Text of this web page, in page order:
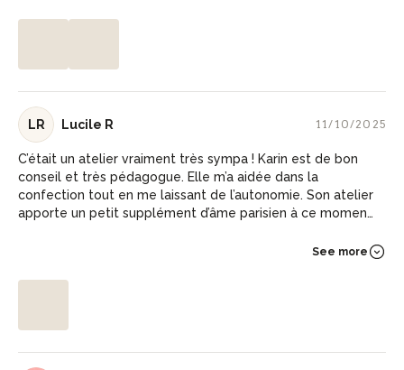
LR Lucile R 11/10/2025
C’était un atelier vraiment très sympa ! Karin est de bon
conseil et très pédagogue. Elle m’a aidée dans la
confection tout en me laissant de l’autonomie. Son atelier
apporte un petit supplément d’âme parisien à ce moment
See more